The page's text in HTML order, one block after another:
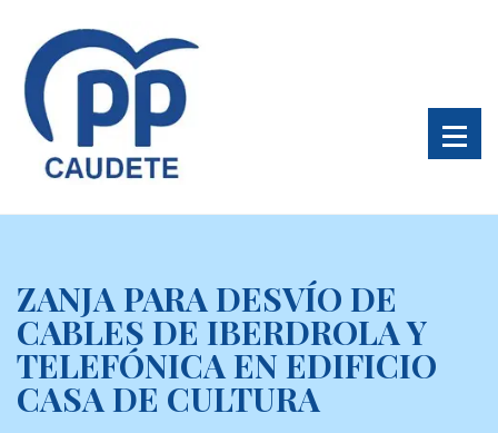
ZANJA PARA DESVÍO DE
CABLES DE IBERDROLA Y
TELEFÓNICA EN EDIFICIO
CASA DE CULTURA